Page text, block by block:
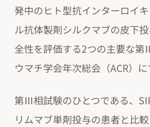
発中のヒト型抗インターロイ
ル抗体製剤シルクマブの皮下
全性を評価する2つの主要な
ウマチ学会年次総会（ACR）に
第Ⅲ相試験のひとつである、
リムマブ単剤投与の患者と比